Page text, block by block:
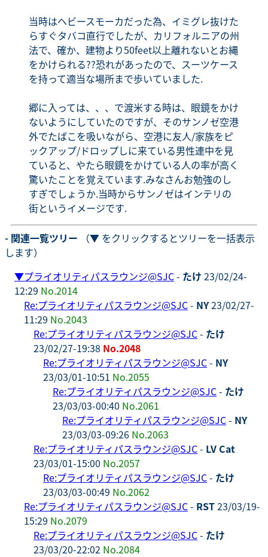
当時はヘビースモーカだった為、イミグレ抜けた
らすぐタバコ直行でしたが、カリフォルニアの州
法で、確か、建物より50feet以上離れないとお縄
をかけられる??恐れがあったので、スーツケース
を持って適当な場所まで歩いていました.
郷に入っては、、、で渡米する時は、眼鏡をかけ
ないようにしていたのですが、そのサンノゼ空港
外でたばこを吸いながら、空港に友人/家族をピ
ックアップ/ドロップしに来ている男性連中を見
ていると、やたら眼鏡をかけている人の率が高く
驚いたことを覚えています.みなさんお勉強のし
すぎでしょうか.当時からサンノゼはインテリの
街というイメージです.
- 関連一覧ツリー （▼ をクリックするとツリーを一括表示
します）
▼プライオリティパスラウンジ@SJC- たけ 23/02/24-
12:29 No.2014
Re:プライオリティパスラウンジ@SJC- NY23/02/27-
11:29 No.2043
Re:プライオリティパスラウンジ@SJC- たけ
23/02/27-19:38 No.2048
Re:プライオリティパスラウンジ@SJC- NY
23/03/01-10:51 No.2055
Re:プライオリティパスラウンジ@SJC- たけ
23/03/03-00:40 No.2061
Re:プライオリティパスラウンジ@SJC- NY
23/03/03-09:26 No.2063
Re:プライオリティパスラウンジ@SJC- LV Cat
23/03/01-15:00 No.2057
Re:プライオリティパスラウンジ@SJC- たけ
23/03/03-00:49 No.2062
Re:プライオリティパスラウンジ@SJC- RST23/03/19-
15:29 No.2079
Re:プライオリティパスラウンジ@SJC- たけ
23/03/20-22:02 No.2084